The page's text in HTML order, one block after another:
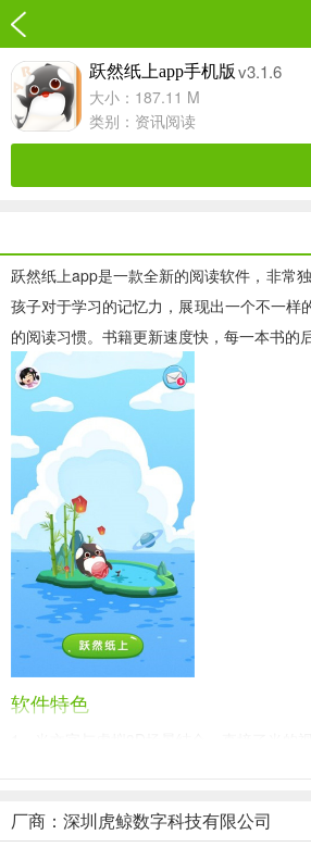
跃然纸上app手机版 v3.1.6
大小：187.11 M
类别： 资讯阅读
跃然纸上app是一款全新的阅读软件，非常
孩子对于学习的记忆力，展现出一个不一
的阅读习惯。书籍更新速度快，每一本书的
软件特色
4、随时都可以选择自己更加感兴趣的书籍
厂商：深圳虎鲸数字科技有限公司